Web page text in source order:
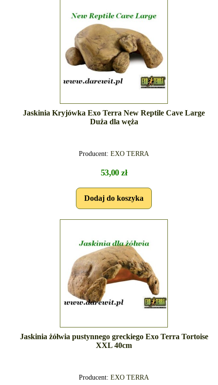
Jaskinia Kryjówka Exo Terra New Reptile Cave Large
Duża dla węża
Producent: EXO TERRA
53,00 zł
Jaskinia żółwia pustynnego greckiego Exo Terra Tortoise
XXL 40cm
Producent: EXO TERRA